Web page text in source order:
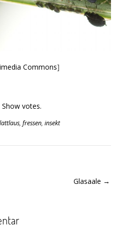
Commons]
Rating
Show votes.
, fressen, insekt
Glasaale